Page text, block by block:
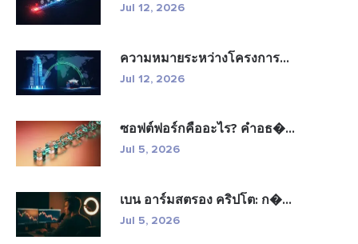
Jul 12, 2026
ความหมายระหว่างโครงการ...
Jul 12, 2026
ซอฟต์ฟอร์กคืออะไร? คำอธ�...
Jul 5, 2026
เบน อาร์มสตรอง คริปโต: ก�...
Jul 5, 2026